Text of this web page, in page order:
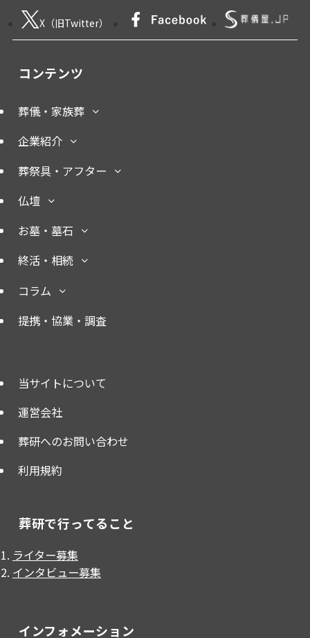
X（旧Twitter）
コンテンツ
葬儀・家族葬
企業紹介
葬祭具・アフター
仏壇
お墓・墓石
終活・相続
コラム
提携・協業・調査
当サイトについて
運営会社
葬研へのお問い合わせ
利用規約
葬研で行ってること
ライター募集
インタビュー募集
インフォメーション